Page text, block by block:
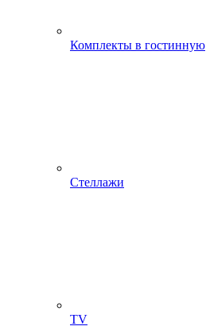
Комплекты в гостинную
Стеллажи
ТV